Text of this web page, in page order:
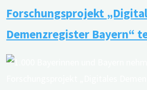
am
Forschungsprojekt
Demenzregister Bayern“